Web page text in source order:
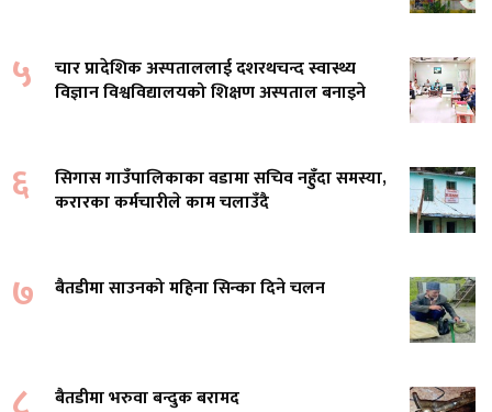
५
चार प्रादेशिक अस्पताललाई दशरथचन्द स्वास्थ्य
विज्ञान विश्वविद्यालयको शिक्षण अस्पताल बनाइने
६
सिगास गाउँपालिकाका वडामा सचिव नहुँदा समस्या,
करारका कर्मचारीले काम चलाउँदै
७ बैतडीमा साउनको महिना सिन्का दिने चलन
बैतडीमा भरुवा बन्दुक बरामद